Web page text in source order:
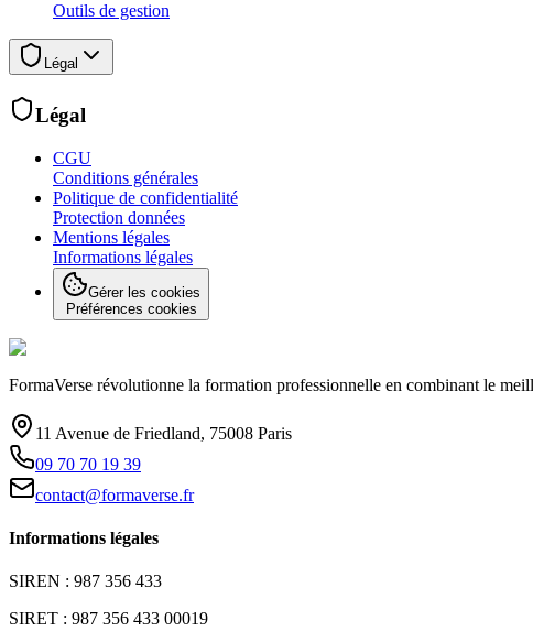
Outils de gestion
Légal
Légal
CGU
Conditions générales
Politique de confidentialité
Protection données
Mentions légales
Informations légales
Gérer les cookies
Préférences cookies
FormaVerse révolutionne la formation professionnelle en combinant le
11 Avenue de Friedland, 75008 Paris
09 70 70 19 39
contact@formaverse.fr
Informations légales
SIREN : 987 356 433
SIRET : 987 356 433 00019